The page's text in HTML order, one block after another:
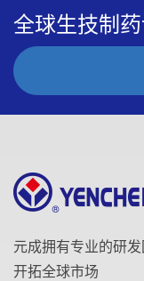
全球生技制
元成拥有专业的研
开拓全球市场